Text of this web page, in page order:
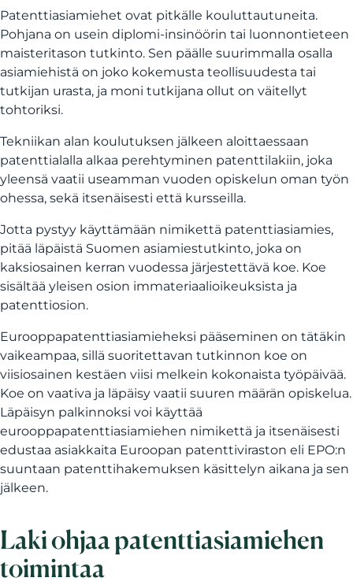
Patenttiasiamiehet ovat pitkälle kouluttautuneita.
Pohjana on usein diplomi-insinöörin tai luonnontieteen
maisteritason tutkinto. Sen päälle suurimmalla osalla
asiamiehistä on joko kokemusta teollisuudesta tai
tutkijan urasta, ja moni tutkijana ollut on väitellyt
tohtoriksi.
Tekniikan alan koulutuksen jälkeen aloittaessaan
patenttialalla alkaa perehtyminen patenttilakiin, joka
yleensä vaatii useamman vuoden opiskelun oman työn
ohessa, sekä itsenäisesti että kursseilla.
Jotta pystyy käyttämään nimikettä patenttiasiamies,
pitää läpäistä Suomen asiamiestutkinto, joka on
kaksiosainen kerran vuodessa järjestettävä koe. Koe
sisältää yleisen osion immateriaalioikeuksista ja
patenttiosion.
Eurooppapatenttiasiamieheksi pääseminen on tätäkin
vaikeampaa, sillä suoritettavan tutkinnon koe on
viisiosainen kestäen viisi melkein kokonaista työpäivää.
Koe on vaativa ja läpäisy vaatii suuren määrän opiskelua.
Läpäisyn palkinnoksi voi käyttää
eurooppapatenttiasiamiehen nimikettä ja itsenäisesti
edustaa asiakkaita Euroopan patenttiviraston eli EPO:n
suuntaan patenttihakemuksen käsittelyn aikana ja sen
jälkeen.
Laki ohjaa patenttiasiamiehen
toimintaa